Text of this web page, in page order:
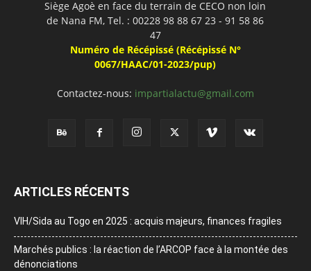
Siège Agoè en face du terrain de CECO non loin
de Nana FM, Tel. : 00228 98 88 67 23 - 91 58 86
47
Numéro de Récépissé (Récépissé N°
0067/HAAC/01-2023/pup)
Contactez-nous: impartialactu@gmail.com
ARTICLES RÉCENTS
VIH/Sida au Togo en 2025 : acquis majeurs, finances fragiles
Marchés publics : la réaction de l’ARCOP face à la montée des
dénonciations